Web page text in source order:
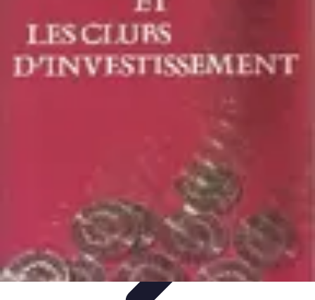
Stratégies de Patrimoine Stratégies d'Investissement
patrimoine Conseils de gestion Investissements
Patrimoine Optimal